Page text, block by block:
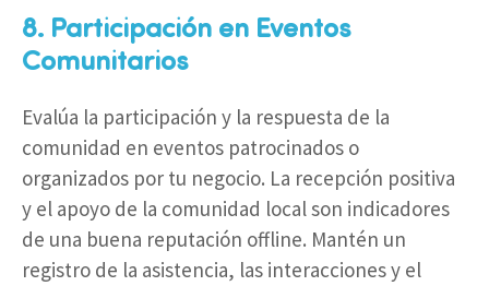
8. Participación en Eventos
Comunitarios
Evalúa la participación y la respuesta de la
comunidad en eventos patrocinados o
organizados por tu negocio. La recepción positiva
y el apoyo de la comunidad local son indicadores
de una buena reputación offline. Mantén un
registro de la asistencia, las interacciones y el